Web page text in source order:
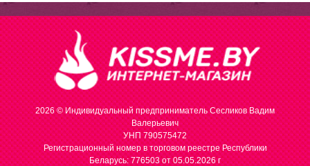
2026 © Индивидуальный предприниматель Сесликов Вадим
Валерьевич
УНП 790575472
Регистрационный номер в торговом реестре Республики
Беларусь: 776503 от 05.05.2026 г